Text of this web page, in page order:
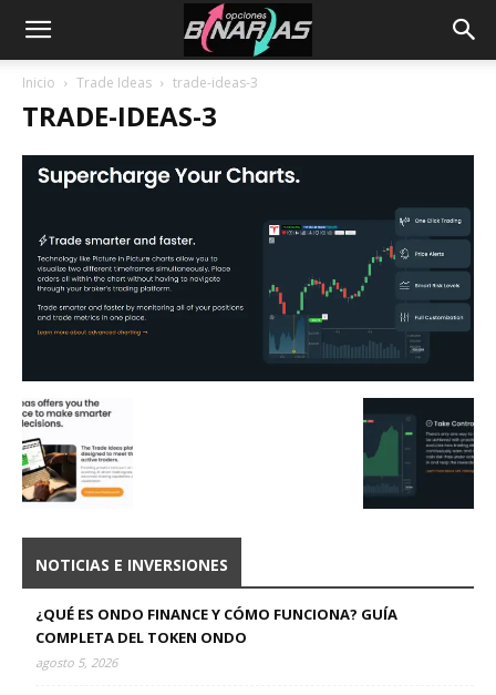
Inicio Trade Ideas trade-ideas-3
TRADE-IDEAS-3
NOTICIAS E INVERSIONES
¿QUÉ ES ONDO FINANCE Y CÓMO FUNCIONA? GUÍA
COMPLETA DEL TOKEN ONDO
agosto 5, 2026